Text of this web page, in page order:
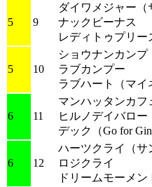
5 9
ダイワメジャー
ナックビーナス
レディトゥプリー
5 10
ショウナンカンプ
ラブカンプー
ラブハート
（マ
6 11
マンハッタンカフ
ヒルノデイバロー
デック
（Go for
6 12
ハーツクライ
（
ロジクライ
ドリームモーメン